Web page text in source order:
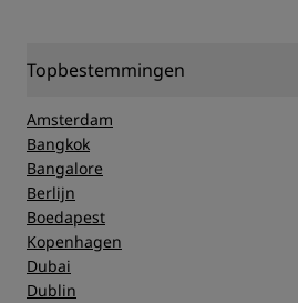
Topbestemmingen
Amsterdam
Bangkok
Bangalore
Berlijn
Boedapest
Kopenhagen
Dubai
Dublin